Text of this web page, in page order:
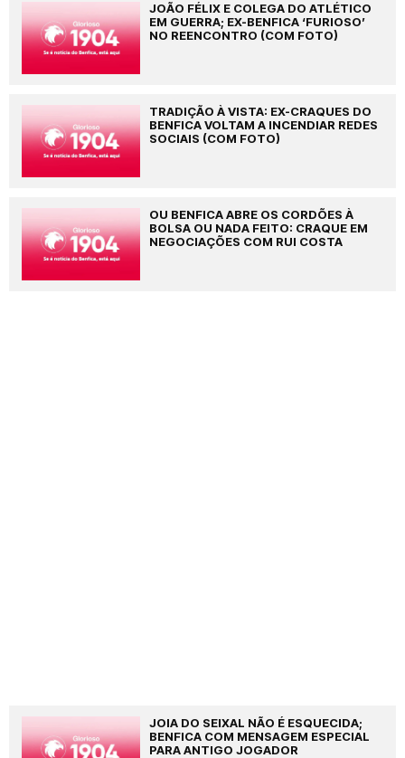
JOÃO FÉLIX E COLEGA DO ATLÉTICO
EM GUERRA; EX-BENFICA ‘FURIOSO’
NO REENCONTRO (COM FOTO)
TRADIÇÃO À VISTA: EX-CRAQUES DO
BENFICA VOLTAM A INCENDIAR REDES
SOCIAIS (COM FOTO)
OU BENFICA ABRE OS CORDÕES À
BOLSA OU NADA FEITO: CRAQUE EM
NEGOCIAÇÕES COM RUI COSTA
JOIA DO SEIXAL NÃO É ESQUECIDA;
BENFICA COM MENSAGEM ESPECIAL
PARA ANTIGO JOGADOR